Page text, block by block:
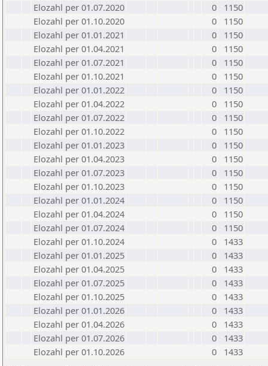
Elozahl per 01.07.2020
0
1150
Elozahl per 01.10.2020
0
1150
Elozahl per 01.01.2021
0
1150
Elozahl per 01.04.2021
0
1150
Elozahl per 01.07.2021
0
1150
Elozahl per 01.10.2021
0
1150
Elozahl per 01.01.2022
0
1150
Elozahl per 01.04.2022
0
1150
Elozahl per 01.07.2022
0
1150
Elozahl per 01.10.2022
0
1150
Elozahl per 01.01.2023
0
1150
Elozahl per 01.04.2023
0
1150
Elozahl per 01.07.2023
0
1150
Elozahl per 01.10.2023
0
1150
Elozahl per 01.01.2024
0
1150
Elozahl per 01.04.2024
0
1150
Elozahl per 01.07.2024
0
1150
Elozahl per 01.10.2024
0
1433
Elozahl per 01.01.2025
0
1433
Elozahl per 01.04.2025
0
1433
Elozahl per 01.07.2025
0
1433
Elozahl per 01.10.2025
0
1433
Elozahl per 01.01.2026
0
1433
Elozahl per 01.04.2026
0
1433
Elozahl per 01.07.2026
0
1433
Elozahl per 01.10.2026
0 1433